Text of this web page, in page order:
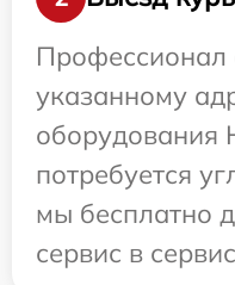
Профессионал
указанному
оборудования
потребуется
мы бесплатно
сервис в